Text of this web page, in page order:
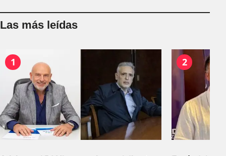
Las más leídas
1 2